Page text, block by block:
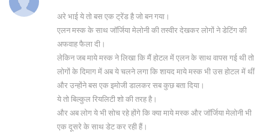
अरे भाई ये तो बस एक ट्रेंड है जो बन गया।
एलन मस्क के साथ जॉर्जिया मेलोनी की तस्वीर देखकर लोगों ने डेटिंग की
अफवाह फैला दी।
लेकिन जब माये मस्क ने लिखा कि मैं होटल में एलन के साथ वापस गई थी तो
लोगों के दिमाग में अब ये चलने लगा कि शायद माये मस्क भी उस होटल में थीं
और उन्होंने बस एक इमोजी डालकर सब कुछ बता दिया।
ये तो बिल्कुल रियलिटी शो की तरह है।
और अब लोग ये भी सोच रहे होंगे कि क्या माये मस्क और जॉर्जिया मेलोनी भी
एक दूसरे के साथ डेट कर रही हैं।